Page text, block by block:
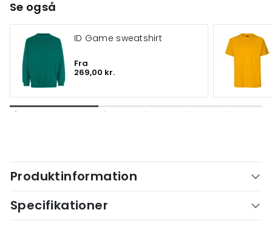
Se også
ID Game sweatshirt
Fra
269,00 kr.
Produktinformation
Specifikationer